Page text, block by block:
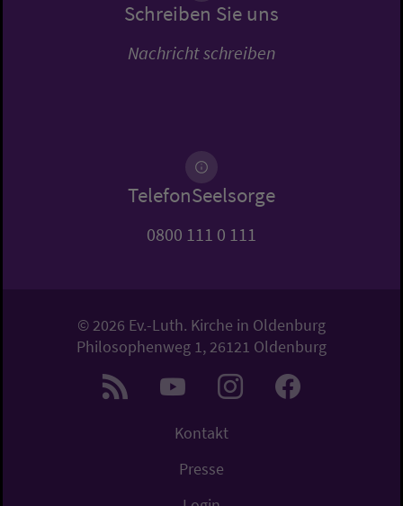
Schreiben Sie uns
Nachricht schreiben
TelefonSeelsorge
0800 111 0 111
© 2026 Ev.-Luth. Kirche in Oldenburg
Philosophenweg 1, 26121 Oldenburg
Kontakt
Presse